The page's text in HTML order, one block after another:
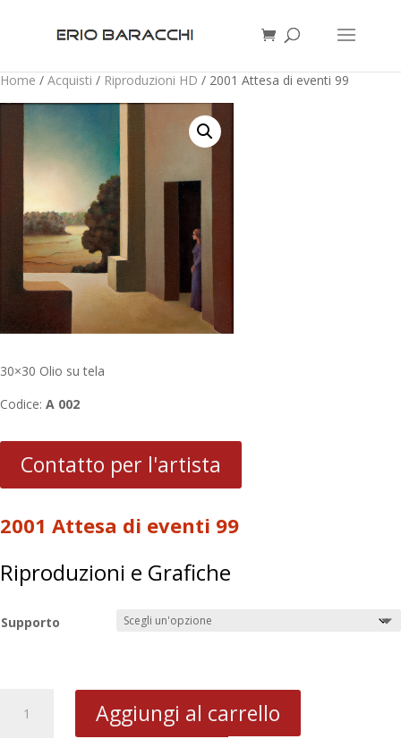
Home / Acquisti / Riproduzioni HD / 2001 Attesa di eventi 99
30×30 Olio su tela
Codice: A 002
Contatto per l'artista
2001 Attesa di eventi 99
Riproduzioni e Grafiche
Supporto
Attesa
Aggiungi al carrello